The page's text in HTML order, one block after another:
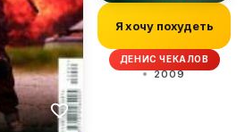
Я хочу похудеть
ДЕНИС ЧЕКАЛОВ
2009